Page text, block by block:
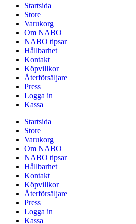
Startsida
Store
Varukorg
Om NABO
NABO tipsar
Hållbarhet
Kontakt
Köpvillkor
Återförsäljare
Press
Logga in
Kassa
Startsida
Store
Varukorg
Om NABO
NABO tipsar
Hållbarhet
Kontakt
Köpvillkor
Återförsäljare
Press
Logga in
Kassa